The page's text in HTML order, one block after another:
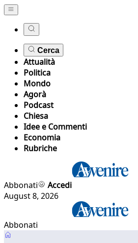
Cerca
Attualità
Politica
Mondo
Agorà
Podcast
Chiesa
Idee e Commenti
Economia
Rubriche
Abbonati
Accedi
August 8, 2026
Abbonati